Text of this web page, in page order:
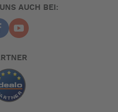
AUCH BEI: